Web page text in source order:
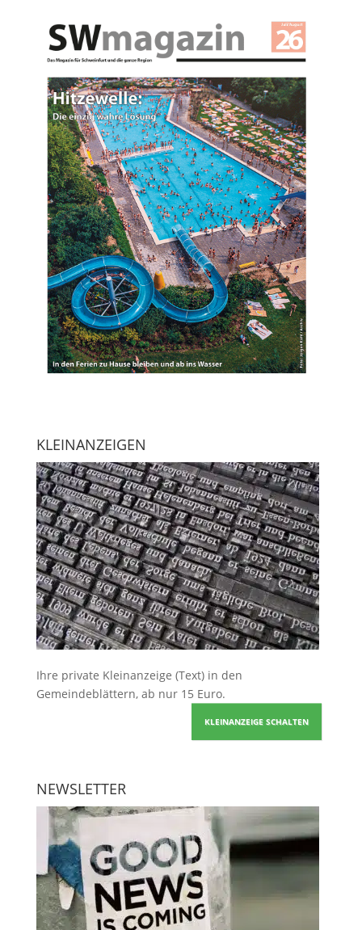
KLEINANZEIGEN
Ihre private Kleinanzeige (Text) in den
Gemeindeblättern, ab nur 15 Euro.
KLEINANZEIGE SCHALTEN
NEWSLETTER